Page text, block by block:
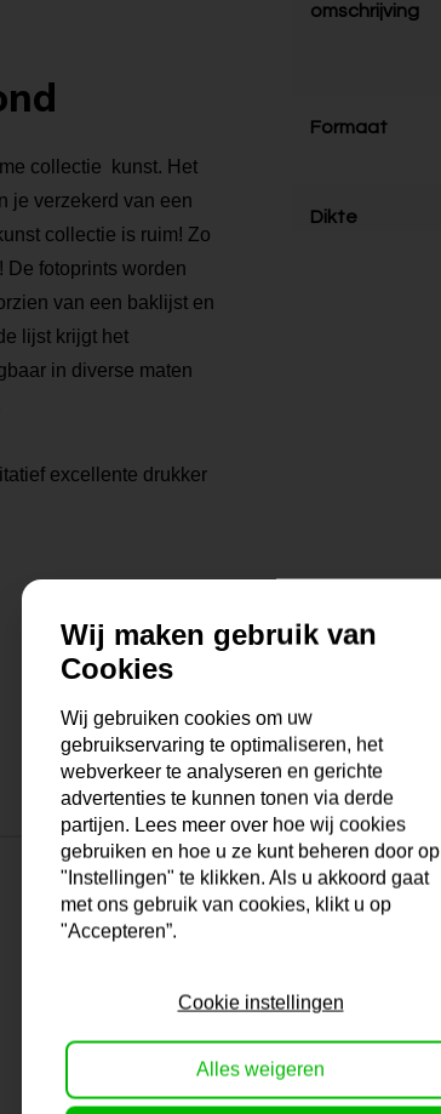
collectie kunst. Het
je verzekerd van een
collectie is ruim! Zo
De fotoprints worden
van een baklijst en
lijst krijgt het
in diverse maten
excellente drukker
omschrijving
Formaat
Dikte
Wij maken gebruik van
Cookies
Wij gebruiken cookies om uw
gebruikservaring te optimaliseren, het
webverkeer te analyseren en gerichte
advertenties te kunnen tonen via derde
partijen. Lees meer over hoe wij cookies
gebruiken en hoe u ze kunt beheren door op
"Instellingen" te klikken. Als u akkoord gaat
met ons gebruik van cookies, klikt u op
"Accepteren”.
Cookie instellingen
Alles weigeren